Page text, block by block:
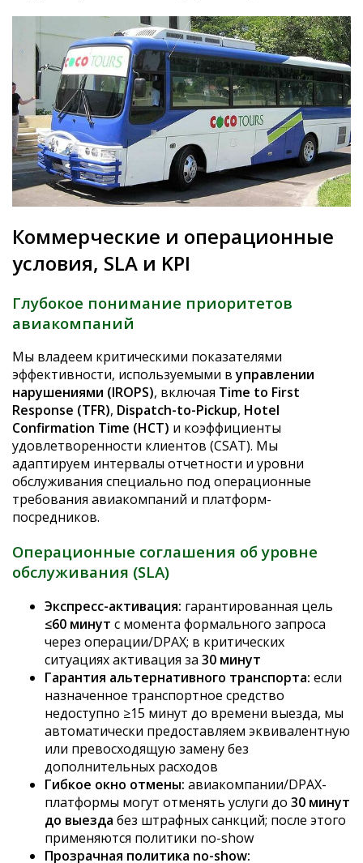
Коммерческие и операционные
условия, SLA и KPI
Глубокое понимание приоритетов
авиакомпаний
Мы владеем критическими показателями
эффективности, используемыми вуправлении
нарушениями (IROPS), включая Time to First
Response (TFR), Dispatch-to-Pickup, Hotel
Confirmation Time (HCT) и коэффициенты
удовлетворенности клиентов (CSAT). Мы
адаптируем интервалы отчетности и уровни
обслуживания специально под операционные
требования авиакомпаний и платформ-
посредников.
Операционные соглашения об уровне
обслуживания (SLA)
Экспресс-активация: гарантированная цель
≤60 минут с момента формального запроса
через операции/DPAX; в критических
ситуациях активация за 30 минут
Гарантия альтернативного транспорта: если
назначенное транспортное средство
недоступно ≥15 минут до времени выезда, мы
автоматически предоставляем эквивалентную
или превосходящую замену без
дополнительных расходов
Гибкое окно отмены: авиакомпании/DPAX-
платформы могут отменять услуги до 30 минут
до выезда без штрафных санкций; после этого
применяются политики no-show
Прозрачная политика no-show: